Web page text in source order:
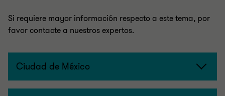
Si requiere mayor información respecto a este tema, por
favor contacte a nuestros expertos.
Ciudad de México